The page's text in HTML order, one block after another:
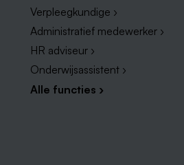
Verpleegkundige ›
Administratief medewerker ›
HR adviseur ›
Onderwijsassistent ›
Alle functies ›